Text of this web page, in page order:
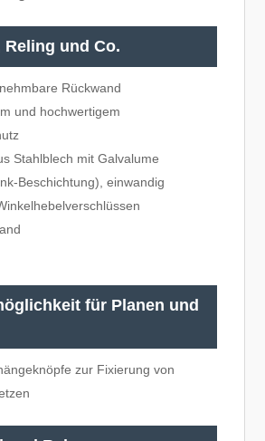
Reling und Co.
Rückwand
und hochwertigem
Stahlblech mit Galvalume
Beschichtung), einwandig
für Planen und
zur Fixierung von